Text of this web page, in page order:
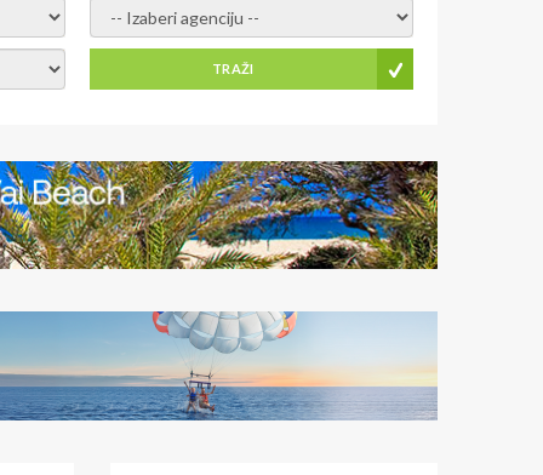
- izaberi agenciju -
TRAŽI